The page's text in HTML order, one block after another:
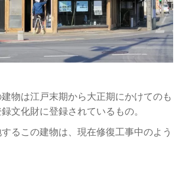
物は江戸末期から大正期にかけてのも
文化財に登録されているもの。
るこの建物は、現在修復工事中のよう